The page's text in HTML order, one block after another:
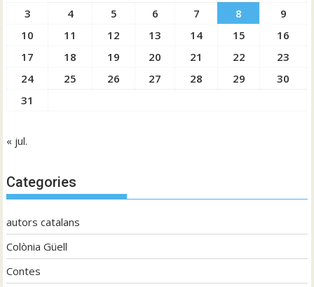
3
4 5 6 7 8
9
10
11 12 13 14 15
16
17
18 19 20 21 22
23
24
25 26 27 28 29
30
31
« jul.
Categories
autors catalans
Colònia Güell
Contes